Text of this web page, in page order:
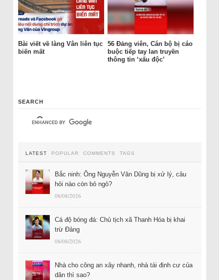
Bài viết về làng Vân liên tục
biến mất
56 Đảng viên, Cán bộ bị cáo
buộc tiếp tay lan truyền
thông tin ‘xấu độc’
SEARCH
LATEST POPULAR COMMENTS TAGS
Bắc ninh: Ông Nguyễn Văn Dũng bị xử lý, câu
hỏi nào còn bỏ ngỏ?
08/08/2026
Cá độ bóng đá: Chủ tịch xã Thanh Hóa bị khai
trừ Đảng
08/08/2026
Nhà cho công an xây nhanh, nhà tái định cư của
dân thì sao?